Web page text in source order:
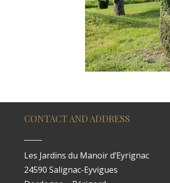
CONTACT AND ADDRESS
Les Jardins du Manoir d’Eyrignac
24590 Salignac-Eyvigues